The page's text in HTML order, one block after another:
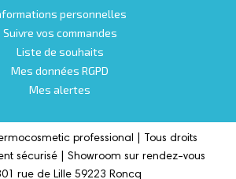
personnelles
Suivre vos commandes
Liste de souhaits
Mes données RGPD
Mes alertes
professional |
Tous droits
sécurisé | Showroom sur rendez-vous
rue de Lille 59223 Roncq